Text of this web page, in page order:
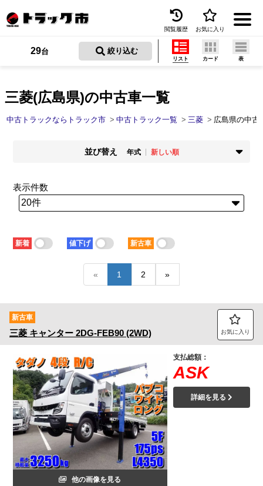
トラック買取
トラック市とは
保存した検索条件
トラック市FC会員専用ページはこちら
ログイン
閲覧履歴 お気に入り
三菱(広島県)の中古車一覧
29台 絞り込む
リスト カード 表
中古トラックならトラック市 中古トラック一覧 三菱 広島県の中古
並び替え 年式
新しい順
新着順
走行距離
少ない順
多い順
価格
安い順
高い順
少ない順
多い順
短い順
表示件数
新着 値下げ 新古車
« 1 2 »
新古車
三菱 キャンター 2DG-FEB90 (2WD) お気に入り
他の画像を見る
支払総額：
ASK
詳細を見る